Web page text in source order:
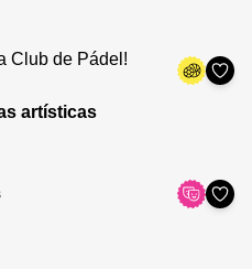
artísticas